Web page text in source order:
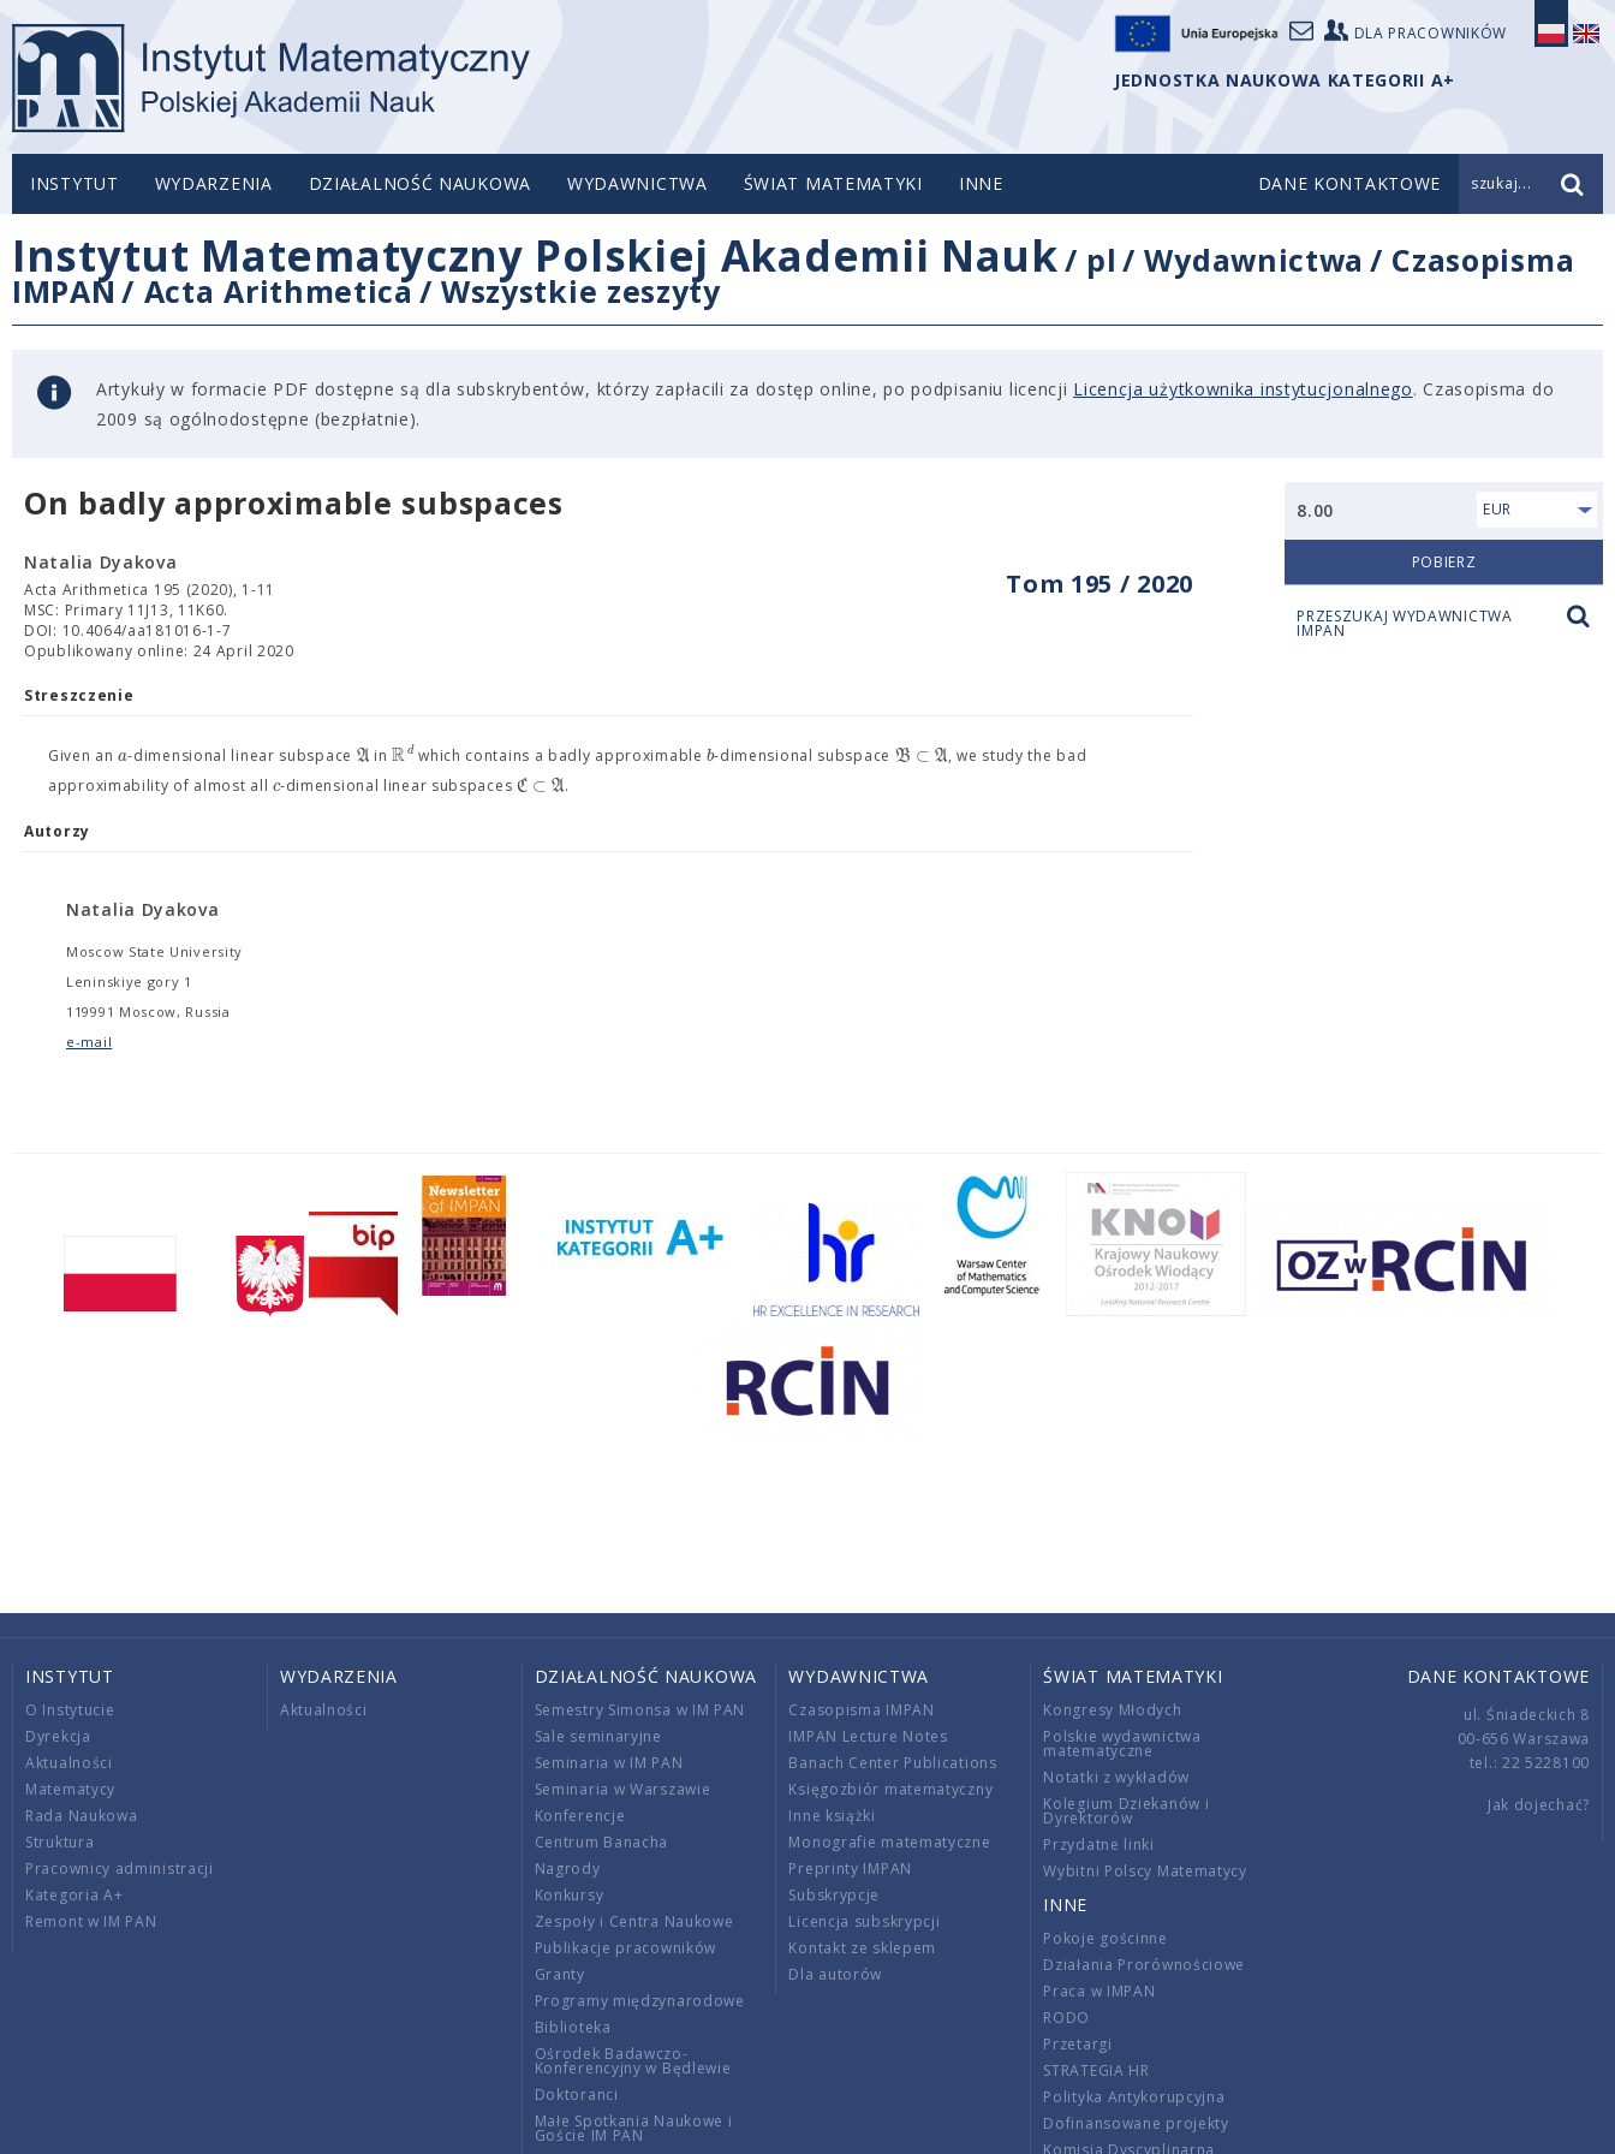
DLA PRACOWNIKÓW
JEDNOSTKA NAUKOWA KATEGORII A+
INSTYTUT WYDARZENIA DZIAŁALNOŚĆ NAUKOWA WYDAWNICTWA ŚWIAT MATEMATYKI INNE DANE KONTAKTOWE szukaj...
Instytut Matematyczny Polskiej Akademii Nauk/ pl /Wydawnictwa / Czasopisma
IMPAN / Acta Arithmetica/ Wszystkie zeszyty
Artykuły w formacie PDF dostępne są dla subskrybentów, którzy zapłacili za dostęp online, po podpisaniu licencji Licencja użytkownika instytucjonalnego. Czasopisma do
2009 są ogólnodostępne (bezpłatnie).
On badly approximable subspaces
Tom 195 / 2020
Natalia Dyakova
Acta Arithmetica 195 (2020), 1-11
MSC: Primary 11J13, 11K60.
DOI: 10.4064/aa181016-1-7
Opublikowany online: 24 April 2020
Streszczenie
Given ana-dimensional linear subspace AinRdwhich contains a badly approximableb-dimensional subspace B ⊂ A, we study the bad
approximability of almost all c-dimensional linear subspaces C ⊂ A.
Autorzy
Natalia Dyakova
Moscow State University
Leninskiye gory 1
119991 Moscow, Russia
e-mail
8.00 EUR
POBIERZ
PRZESZUKAJ WYDAWNICTWA
IMPAN
INSTYTUT
O Instytucie
Dyrekcja
Aktualności
Matematycy
Rada Naukowa
Struktura
Pracownicy administracji
Kategoria A+
Remont w IM PAN
WYDARZENIA
Aktualności
DZIAŁALNOŚĆ NAUKOWA
Semestry Simonsa w IM PAN
Sale seminaryjne
Seminaria w IM PAN
Seminaria w Warszawie
Konferencje
Centrum Banacha
Nagrody
Konkursy
Zespoły i Centra Naukowe
Publikacje pracowników
Granty
Programy międzynarodowe
Biblioteka
Ośrodek Badawczo-
Konferencyjny w Będlewie
Doktoranci
Małe Spotkania Naukowe i
Goście IM PAN
WYDAWNICTWA
Czasopisma IMPAN
IMPAN Lecture Notes
Banach Center Publications
Księgozbiór matematyczny
Inne książki
Monografie matematyczne
Preprinty IMPAN
Subskrypcje
Licencja subskrypcji
Kontakt ze sklepem
Dla autorów
ŚWIAT MATEMATYKI
Kongresy Młodych
Polskie wydawnictwa
matematyczne
Notatki z wykładów
Kolegium Dziekanów i
Dyrektorów
Przydatne linki
Wybitni Polscy Matematycy
INNE
Pokoje gościnne
Działania Prorównościowe
Praca w IMPAN
RODO
Przetargi
STRATEGIA HR
Polityka Antykorupcyjna
Dofinansowane projekty
Komisja Dyscyplinarna
DANE KONTAKTOWE
ul. Śniadeckich 8
00-656 Warszawa
tel.: 22 5228100
Jak dojechać?